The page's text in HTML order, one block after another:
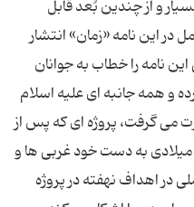
و از چندین بُعد قابل
در این نامه «زمان» انتشار
نامه را خطاب به جوانان
و همه جانبه ای علیه اسلام
می گرفت، پروژه ای که پس از
حوادث ساختگی 11 سپتامبر 2001 میلادی به دست خود غربی ها و
در اهداف نهفته در پروژه